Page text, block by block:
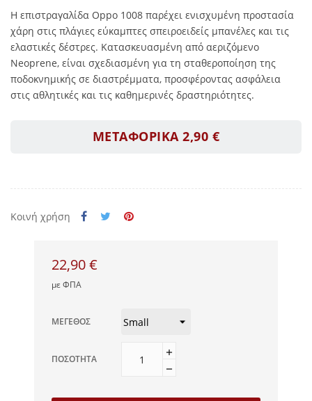
Η επιστραγαλίδα Oppo 1008 παρέχει ενισχυμένη προστασία
χάρη στις πλάγιες εύκαμπτες σπειροειδείς μπανέλες και τις
ελαστικές δέστρες. Κατασκευασμένη από αεριζόμενο
Neoprene, είναι σχεδιασμένη για τη σταθεροποίηση της
ποδοκνημικής σε διαστρέμματα, προσφέροντας ασφάλεια
στις αθλητικές και τις καθημερινές δραστηριότητες.
ΜΕΤΑΦΟΡΙΚΑ 2,90 €
Κοινή χρήση
22,90 €
με ΦΠΑ
ΜΈΓΕΘΟΣ
ΠΟΣΌΤΗΤΑ